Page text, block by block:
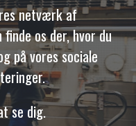
netværk af
os der, hvor du
på vores sociale
se dig.